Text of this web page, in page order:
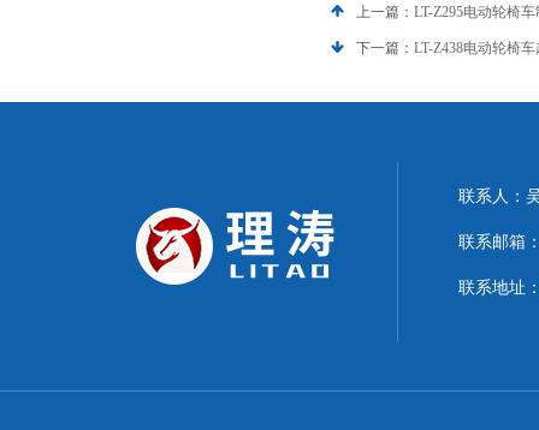
上一篇： LT-Z295电动轮椅
下一篇： LT-Z438电动轮椅
联系人：
联系邮箱
联系地址